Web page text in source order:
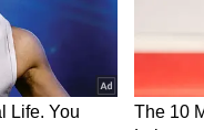
ரகசியம் :
ஜீன்ஸ்
இருக்கும்